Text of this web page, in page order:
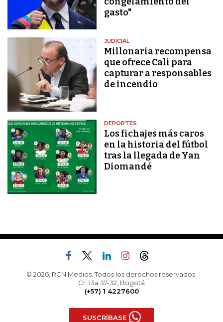
gasto"
JUDICIAL
Millonaria recompensa
que ofrece Cali para
capturar a responsables
de incendio
DEPORTES
Los fichajes más caros
en la historia del fútbol
tras la llegada de Yan
Diomandé
© 2026, RCN Medios. Todos los derechos reservados.
Cr. 13a 37-32, Bogotá
(+57) 1 4227600
SUSCRÍBASE